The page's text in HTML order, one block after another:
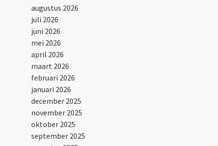
augustus 2026
juli 2026
juni 2026
mei 2026
april 2026
maart 2026
februari 2026
januari 2026
december 2025
november 2025
oktober 2025
september 2025